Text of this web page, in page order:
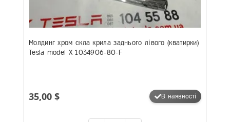
Молдинг хром скла крила заднього лівого (кватирки)
Tesla model X 1034906-80-F
35,00 $ В наявності